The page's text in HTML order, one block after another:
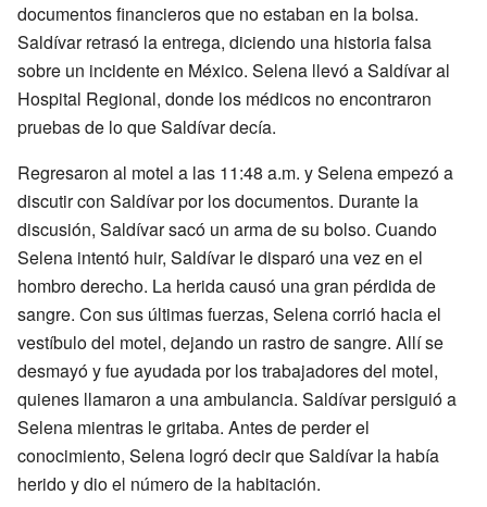
documentos financieros que no estaban en la bolsa.
Saldívar retrasó la entrega, diciendo una historia falsa
sobre un incidente en México. Selena llevó a Saldívar al
Hospital Regional, donde los médicos no encontraron
pruebas de lo que Saldívar decía.
Regresaron al motel a las 11:48 a.m. y Selena empezó a
discutir con Saldívar por los documentos. Durante la
discusión, Saldívar sacó un arma de su bolso. Cuando
Selena intentó huir, Saldívar le disparó una vez en el
hombro derecho. La herida causó una gran pérdida de
sangre. Con sus últimas fuerzas, Selena corrió hacia el
vestíbulo del motel, dejando un rastro de sangre. Allí se
desmayó y fue ayudada por los trabajadores del motel,
quienes llamaron a una ambulancia. Saldívar persiguió a
Selena mientras le gritaba. Antes de perder el
conocimiento, Selena logró decir que Saldívar la había
herido y dio el número de la habitación.